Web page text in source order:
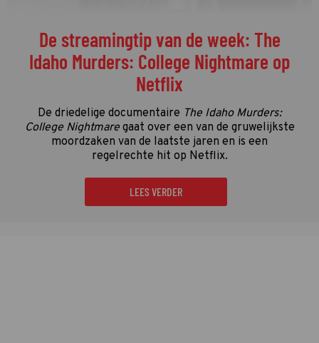
De streamingtip van de week: The
Idaho Murders: College Nightmare op
Netflix
De driedelige documentaire The Idaho Murders:
College Nightmaregaat over een van de gruwelijkste
moordzaken van de laatste jaren en is een
regelrechte hit op Netflix.
LEES VERDER